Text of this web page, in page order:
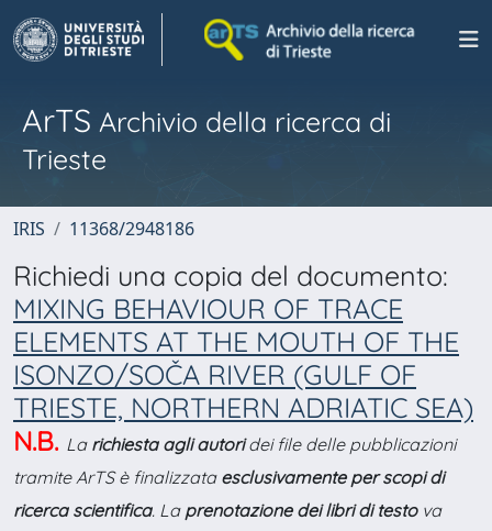
ArTS Archivio della ricerca di
Trieste
IRIS 11368/2948186
Richiedi una copia del documento:
MIXING BEHAVIOUR OF TRACE
ELEMENTS AT THE MOUTH OF THE
ISONZO/SOČA RIVER (GULF OF
TRIESTE, NORTHERN ADRIATIC SEA)
N.B. La richiesta agli autoridei file delle pubblicazioni
tramite ArTS è finalizzata esclusivamente per scopi di
ricerca scientifica. La prenotazione dei libri di testova